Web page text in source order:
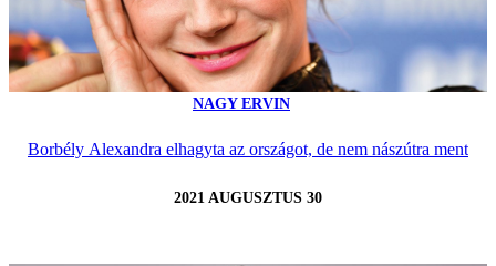
NAGY ERVIN
Borbély Alexandra elhagyta az országot, de nem nászútra ment
2021 AUGUSZTUS 30